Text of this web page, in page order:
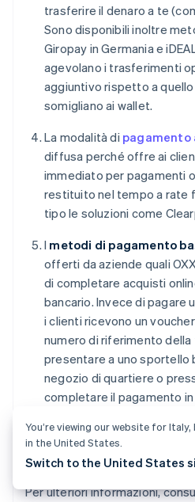
trasferire il denaro a te
Sono disponibili inoltre
Giropay in Germania e
agevolano i trasferimenti
aggiuntivo rispetto a
somigliano ai wallet.
La modalità di pagamento
diffusa perché offre ai
immediato per pagamenti
restituito nel tempo a rate
tipo le soluzioni come
I metodi di pagamento
offerti da aziende quali
di completare acquisti
bancario. Invece di pagare
i clienti ricevono un
numero di riferimento della
presentare a uno sportello
negozio di quartiere o
completare il pagamento
corrispondenza con
Per ulteriori informazioni,
You’re viewing our website for
in the United States.
Switch to the United States